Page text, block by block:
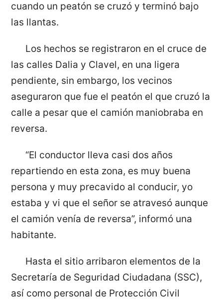
cuando un peatón se cruzó y terminó bajo
las llantas.
Los hechos se registraron en el cruce de
las calles Dalia y Clavel, en una ligera
pendiente, sin embargo, los vecinos
aseguraron que fue el peatón el que cruzó la
calle a pesar que el camión maniobraba en
reversa.
“El conductor lleva casi dos años
repartiendo en esta zona, es muy buena
persona y muy precavido al conducir, yo
estaba y vi que el señor se atravesó aunque
el camión venía de reversa”, informó una
habitante.
Hasta el sitio arribaron elementos de la
Secretaría de Seguridad Ciudadana (SSC),
así como personal de Protección Civil